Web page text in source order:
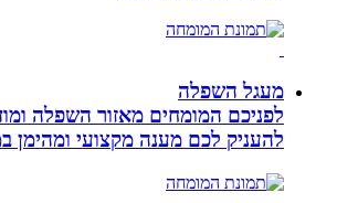
מעגל השפלה
לפניכם המומחים מאזור השפלה
להעניק לכם מענה מקצועי ומהימן במגוון